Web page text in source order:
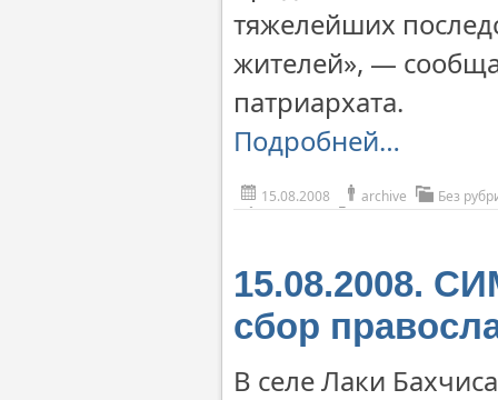
тяжелейших
жителей», —
патриархата.
Подробней…
15.08.2008 archive Без
15.08.2008.
сбор
В селе Лаки